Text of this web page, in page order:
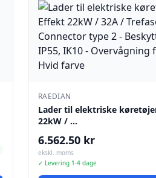
RAEDIAN
Lader til elektriske
22kW / …
6.562.50 kr
ekskl. moms
✓ Levering 1-4 dage